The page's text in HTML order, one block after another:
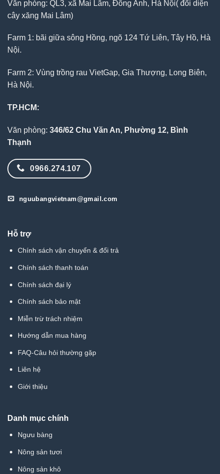
Văn phòng: QL3, xã Mai Lâm, Đông Anh, Hà Nội( đối diện
cây xăng Mai Lâm)
Farm 1: bãi giữa sông Hồng, ngõ 124 Tứ Liên, Tây Hồ, Hà
Nội.
Farm 2: Vùng trồng rau VietGap, Gia Thượng, Long Biên,
Hà Nội.
TP.HCM:
Văn phòng: 346/62 Chu Văn An, Phường 12, Bình
Thạnh
0966.274.107
nguubangvietnam@gmail.com
Hỗ trợ
Chính sách vận chuyển & đổi trả
Chính sách thanh toán
Chính sách đại lý
Chính sách bảo mật
Miễn trừ trách nhiệm
Hướng dẫn mua hàng
FAQ-Câu hỏi thường gặp
Liên hệ
Giới thiệu
Danh mục chính
Ngưu bàng
Nông sản tươi
Nông sản khô